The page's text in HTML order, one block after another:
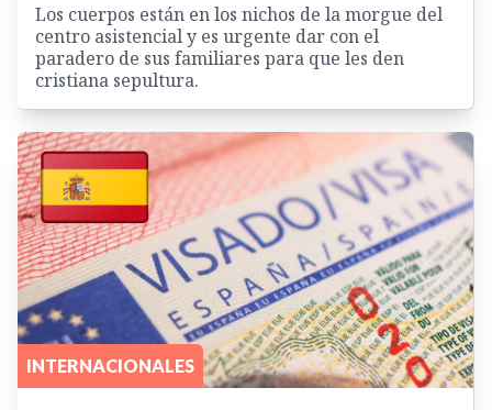
Los cuerpos están en los nichos de la morgue del
centro asistencial y es urgente dar con el
paradero de sus familiares para que les den
cristiana sepultura.
INTERNACIONALES